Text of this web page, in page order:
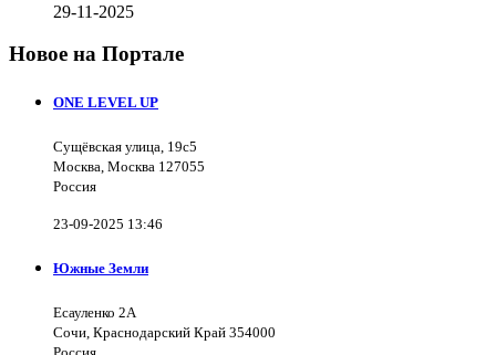
29-11-2025
Новое на Портале
ONE LEVEL UP
Сущёвская улица, 19с5
Москва, Москва 127055
Россия
23-09-2025 13:46
Южные Земли
Есауленко 2А
Сочи, Краснодарский Край 354000